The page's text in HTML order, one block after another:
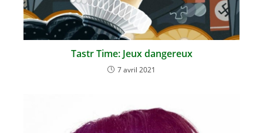
Tastr Time: Jeux dangereux
7 avril 2021